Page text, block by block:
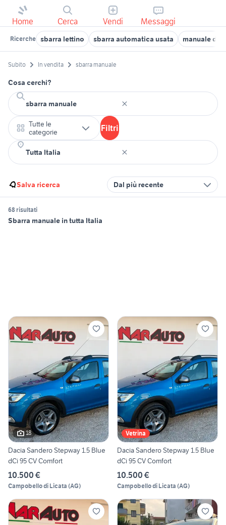
Home Cerca Vendi Messaggi
Ricerche sbarra lettino sbarra automatica usata manuale di
Subito In vendita sbarra manuale
Cosa cerchi?
Tutte le
categorie
Filtri
Salva ricerca Dal più recente
68 risultati
Sbarra manuale in tutta Italia
18
Dacia Sandero Stepway 1.5 Blue
dCi 95 CV Comfort
10.500 €
Campobello di Licata (AG)
Vetrina
Dacia Sandero Stepway 1.5 Blue
dCi 95 CV Comfort
10.500 €
Campobello di Licata (AG)